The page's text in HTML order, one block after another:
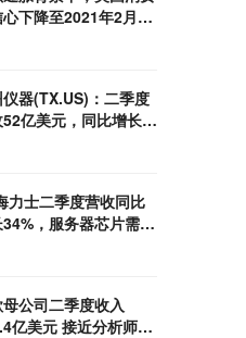
下降至2021年2月以
器(TX.US)：二季度
亿美元，同比增长
力士二季度营收同比
，服务器芯片需求
公司二季度收入
亿美元 接近分析师预